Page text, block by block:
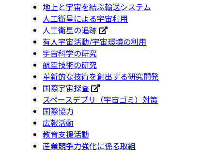
地上と宇宙を結ぶ輸送システム
人工衛星による宇宙利用
人工衛星の追跡
有人宇宙活動/宇宙環境の利用
宇宙科学の研究
航空技術の研究
革新的な技術を創出する研究開発
国際宇宙探査
スペースデブリ（宇宙ゴミ）対策
国際協力
広報活動
教育支援活動
産業競争力強化に係る取組